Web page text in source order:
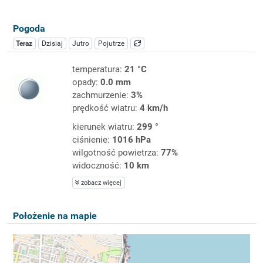
Pogoda
Teraz Dzisiaj Jutro Pojutrze
temperatura: 21 °C
opady: 0.0 mm
zachmurzenie: 3%
prędkość wiatru: 4 km/h
kierunek wiatru: 299 °
ciśnienie: 1016 hPa
wilgotność powietrza: 77%
widoczność: 10 km
zobacz więcej
Położenie na mapie